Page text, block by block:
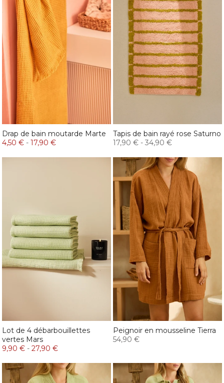
Drap de bain moutarde Marte
4,50 € - 17,90 €
Tapis de bain rayé rose Saturno
17,90 € - 34,90 €
Lot de 4 débarbouillettes
vertes Mars
9,90 € - 27,90 €
Peignoir en mousseline Tierra
54,90 €